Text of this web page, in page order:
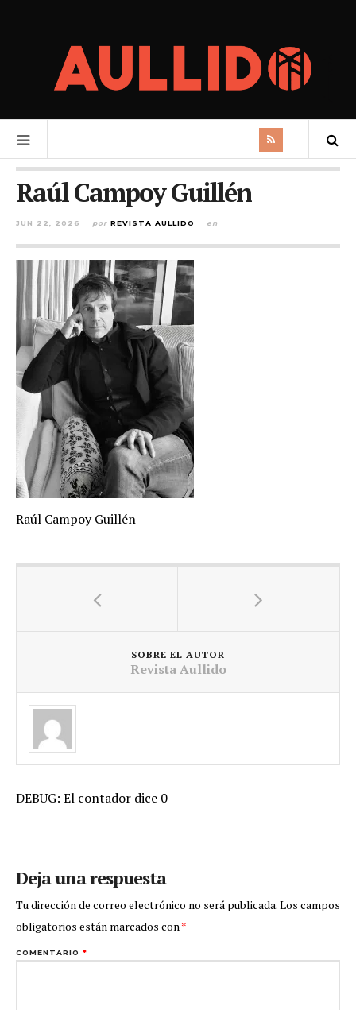
Raúl Campoy Guillén
JUN 22, 2026 por REVISTA AULLIDO en
Raúl Campoy Guillén
SOBRE EL AUTOR
Revista Aullido
DEBUG: El contador dice 0
Deja una respuesta
Tu dirección de correo electrónico no será publicada.Los campos
obligatorios están marcados con*
COMENTARIO *